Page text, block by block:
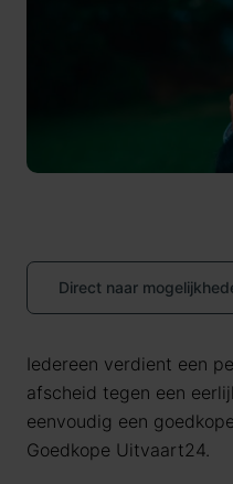
Direct naar
Iedereen verdient een
afscheid tegen een
eenvoudig een
Goedkope Uitvaart24.